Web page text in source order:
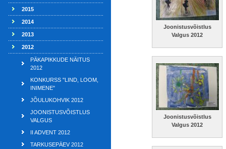
2015
2014
2013
2012
PÄKAPIKKUDE NÄITUS
2012
KONKURSS "LIND, LOOM,
INIMENE"
JÕULUKOHVIK 2012
JOONISTUSVÕISTLUS
VALGUS
II ADVENT 2012
TARKUSEPÄEV 2012
Joonistusvõistlus
Valgus 2012
Joonistusvõistlus
Valgus 2012